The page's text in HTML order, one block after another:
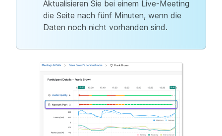
Aktualisieren Sie bei einem Live-Meeting
die Seite nach fünf Minuten, wenn die
Daten noch nicht vorhanden sind.